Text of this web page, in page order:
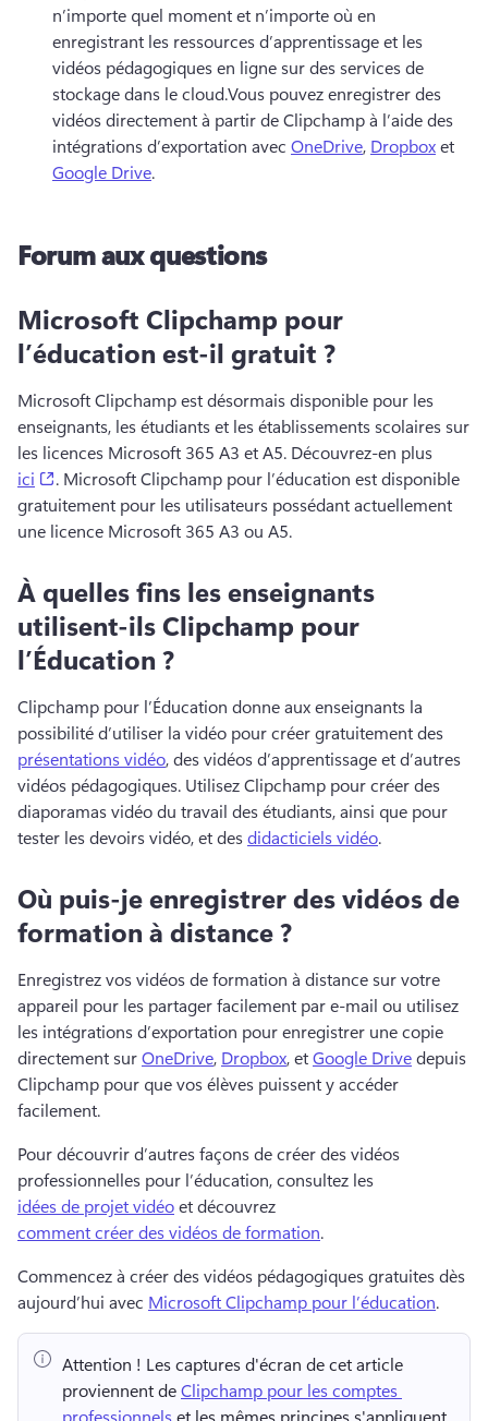
n’importe quel moment et n’importe où en
enregistrant les ressources d’apprentissage et les
vidéos pédagogiques en ligne sur des services de
stockage dans le cloud.Vous pouvez enregistrer des
vidéos directement à partir de Clipchamp à l’aide des
intégrations d’exportation avec OneDrive, Dropbox et
Google Drive.
Forum aux questions
Microsoft Clipchamp pour
l’éducation est-il gratuit ?
Microsoft Clipchamp est désormais disponible pour les
enseignants, les étudiants et les établissements scolaires sur
les licences Microsoft 365 A3 et A5. Découvrez-en plus
ici
(opens in a new tab)
. Microsoft Clipchamp pour l’éducation est disponible
gratuitement pour les utilisateurs possédant actuellement
une licence Microsoft 365 A3 ou A5.
À quelles fins les enseignants
utilisent-ils Clipchamp pour
l’Éducation ?
Clipchamp pour l’Éducation donne aux enseignants la
possibilité d’utiliser la vidéo pour créer gratuitement des
présentations vidéo, des vidéos d’apprentissage et d’autres
vidéos pédagogiques. Utilisez Clipchamp pour créer des
diaporamas vidéo du travail des étudiants, ainsi que pour
tester les devoirs vidéo, et des didacticiels vidéo.
Où puis-je enregistrer des vidéos de
formation à distance ?
Enregistrez vos vidéos de formation à distance sur votre
appareil pour les partager facilement par e-mail ou utilisez
les intégrations d’exportation pour enregistrer une copie
directement sur OneDrive, Dropbox, et Google Drive depuis
Clipchamp pour que vos élèves puissent y accéder
facilement.
Pour découvrir d’autres façons de créer des vidéos
professionnelles pour l’éducation, consultez les
idées de projet vidéo et découvrez
comment créer des vidéos de formation.
Commencez à créer des vidéos pédagogiques gratuites dès
aujourd’hui avec Microsoft Clipchamp pour l’éducation.
Attention ! Les captures d'écran de cet article
proviennent de Clipchamp pour les comptes
professionnels et les mêmes principes s'appliquent